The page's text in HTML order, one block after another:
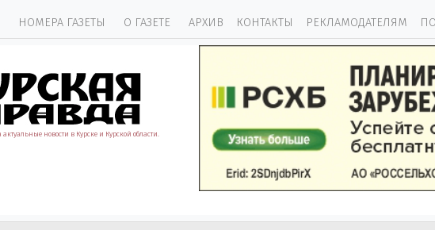
НОМЕРА ГАЗЕТЫ О ГАЗЕТЕ АРХИВ КОНТАКТЫ РЕКЛАМОДАТЕЛЯМ
актуальные новости в Курске и Курской области.